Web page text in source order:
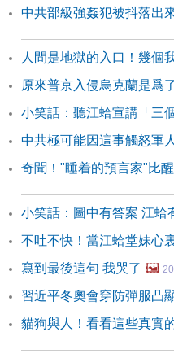
中共部級強姦犯被抖落出
人間是地獄的入口！幾個
原來普京入侵烏克蘭是爲
小笑話：聽江蛤宣講「三
中共極可能因這事觸怒軍
奇聞！"睡着的預言家"比
小笑話：圖中有答案 江蛤
不吐不快！當江蛤堂妹心
寫到最後這句 我哭了 🖼️
習近平冬奧會穿防彈服凸
貓狗與人！看看這些真實